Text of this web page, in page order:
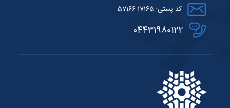
کد پستی: 17165-57166
04431980122